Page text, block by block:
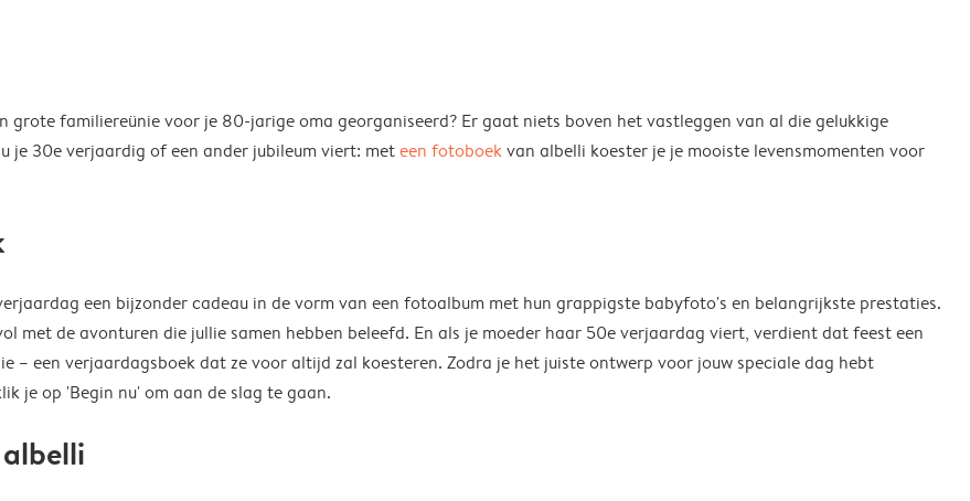
familiereünie voor je 80-jarige oma georganiseerd? Er gaat niets boven het vastleggen van al die gelukkige
je 30e verjaardig of een ander jubileum viert: meteen fotoboekvan albelli koester je je mooiste levensmomenten voor
een bijzonder cadeau in de vorm van een fotoalbum met hun grappigste babyfoto's en belangrijkste prestaties.
met de avonturen die jullie samen hebben beleefd. En als je moeder haar 50e verjaardag viert, verdient dat feest een
een verjaardagsboek dat ze voor altijd zal koesteren. Zodra je het juiste ontwerp voor jouw speciale dag hebt
je op 'Begin nu' om aan de slag te gaan.